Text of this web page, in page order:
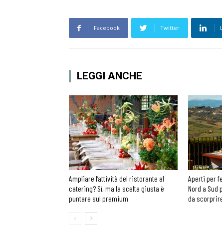
Facebook Twitter
LEGGI ANCHE
Ampliare l’attività del ristorante al
catering? Sì, ma la scelta giusta è
puntare sul premium
Aperti per
Nord a Sud
da